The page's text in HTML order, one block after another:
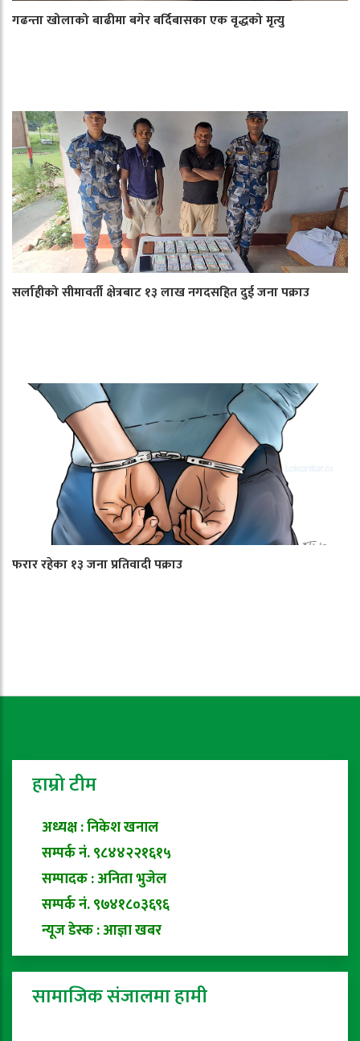
गढन्ता खोलाको बाढीमा बगेर बर्दिबासका एक वृद्धको मृत्यु
सर्लाहीको सीमावर्ती क्षेत्रबाट १३ लाख नगदसहित दुई जना पक्राउ
फरार रहेका १३ जना प्रतिवादी पक्राउ
हाम्रो टीम
अध्यक्ष : निकेश खनाल
सम्पर्क नं. ९८४४२२१६१५
सम्पादक : अनिता भुजेल
सम्पर्क नं. ९७४१८०३६९६
न्यूज डेस्क : आज्ञा खबर
सामाजिक संजालमा हामी